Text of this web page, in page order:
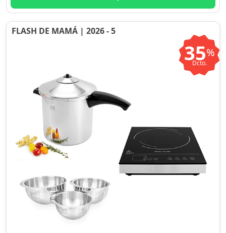
FLASH DE MAMÁ | 2026 - 5
35%
Dcto.